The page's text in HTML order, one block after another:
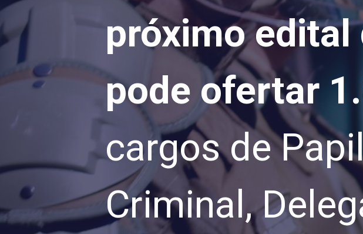
próximo edital
pode ofertar
cargos de
Criminal,